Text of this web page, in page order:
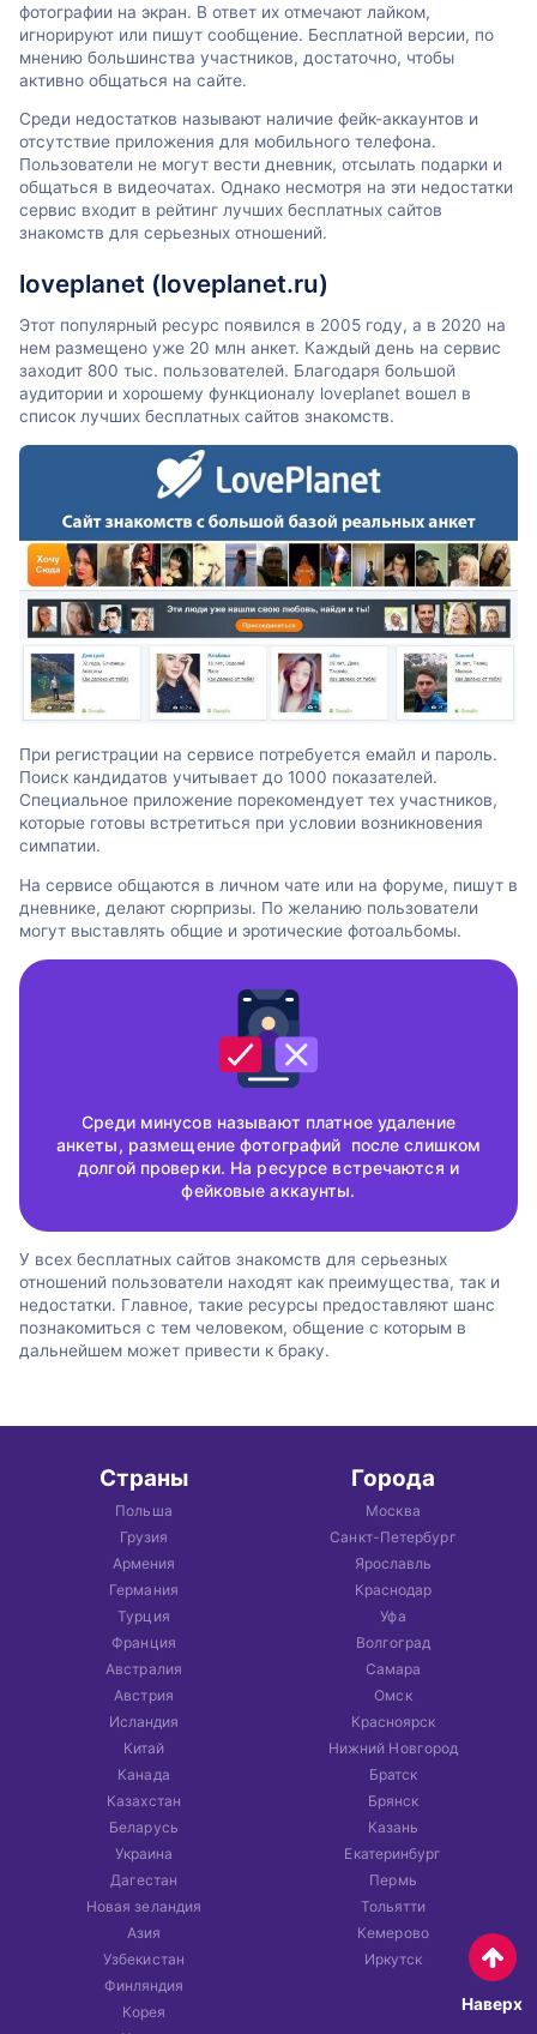
фотографии на экран. В ответ их отмечают лайком,
игнорируют или пишут сообщение. Бесплатной версии, по
мнению большинства участников, достаточно, чтобы
активно общаться на сайте.
Среди недостатков называют наличие фейк-аккаунтов и
отсутствие приложения для мобильного телефона.
Пользователи не могут вести дневник, отсылать подарки и
общаться в видеочатах. Однако несмотря на эти недостатки
сервис входит в рейтинг лучших бесплатных сайтов
знакомств для серьезных отношений.
loveplanet (loveplanet.ru)
Этот популярный ресурс появился в 2005 году, а в 2020 на
нем размещено уже 20 млн анкет. Каждый день на сервис
заходит 800 тыс. пользователей. Благодаря большой
аудитории и хорошему функционалу loveplanet вошел в
список лучших бесплатных сайтов знакомств.
При регистрации на сервисе потребуется емайл и пароль.
Поиск кандидатов учитывает до 1000 показателей.
Специальное приложение порекомендует тех участников,
которые готовы встретиться при условии возникновения
симпатии.
На сервисе общаются в личном чате или на форуме, пишут в
дневнике, делают сюрпризы. По желанию пользователи
могут выставлять общие и эротические фотоальбомы.
Среди минусов называют платное удаление
анкеты, размещение фотографий после слишком
долгой проверки. На ресурсе встречаются и
фейковые аккаунты.
У всех бесплатных сайтов знакомств для серьезных
отношений пользователи находят как преимущества, так и
недостатки. Главное, такие ресурсы предоставляют шанс
познакомиться с тем человеком, общение с которым в
дальнейшем может привести к браку.
Страны
Польша
Грузия
Армения
Германия
Турция
Франция
Австралия
Австрия
Исландия
Китай
Канада
Казахстан
Беларусь
Украина
Дагестан
Новая зеландия
Азия
Узбекистан
Финляндия
Корея
Города
Москва
Санкт-Петербург
Ярославль
Краснодар
Уфа
Волгоград
Самара
Омск
Красноярск
Нижний Новгород
Братск
Брянск
Казань
Екатеринбург
Пермь
Тольятти
Кемерово
Иркутск
Наверх